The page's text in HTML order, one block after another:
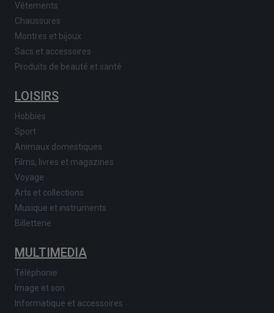
Vêtements
Chaussures
Montres et bijoux
Sacs et accessoires
Produits de beauté et santé
LOISIRS
Hobbies
Sport
Animaux domestiques
Films, livres et magazines
Voyage
Arts et collections
Musique et instruments
Billetterie
MULTIMEDIA
Téléphonie
Image et son
Informatique et accessoires